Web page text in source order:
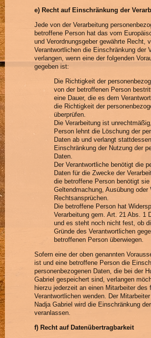
e) Recht auf Einschränkung der
Jede von der Verarbeitung
betroffene Person hat das vom
und Verordnungsgeber gewährte Recht,
Verantwortlichen die Einschränkung der
verlangen, wenn eine der folgenden
gegeben ist:
Die Richtigkeit der
von der betroffenen Person
eine Dauer, die es dem
die Richtigkeit der
überprüfen.
Die Verarbeitung ist
Person lehnt die Löschung der
Daten ab und verlangt
Einschränkung der Nutzung der
Daten.
Der Verantwortliche benötigt die
Daten für die Zwecke der
die betroffene Person benötigt
Geltendmachung, Ausübung oder
Rechtsansprüchen.
Die betroffene Person hat
Verarbeitung gem. Art. 21 Abs. 1
und es steht noch nicht fest, ob
Gründe des Verantwortlichen
betroffenen Person überwiegen.
Sofern eine der oben genannten
ist und eine betroffene Person die
personenbezogenen Daten, die bei der
Gabriel gespeichert sind, verlangen
hierzu jederzeit an einen Mitarbeiter des
Verantwortlichen wenden. Der
Nadja Gabriel wird die Einschränkung
veranlassen.
f) Recht auf Datenübertragbarkeit